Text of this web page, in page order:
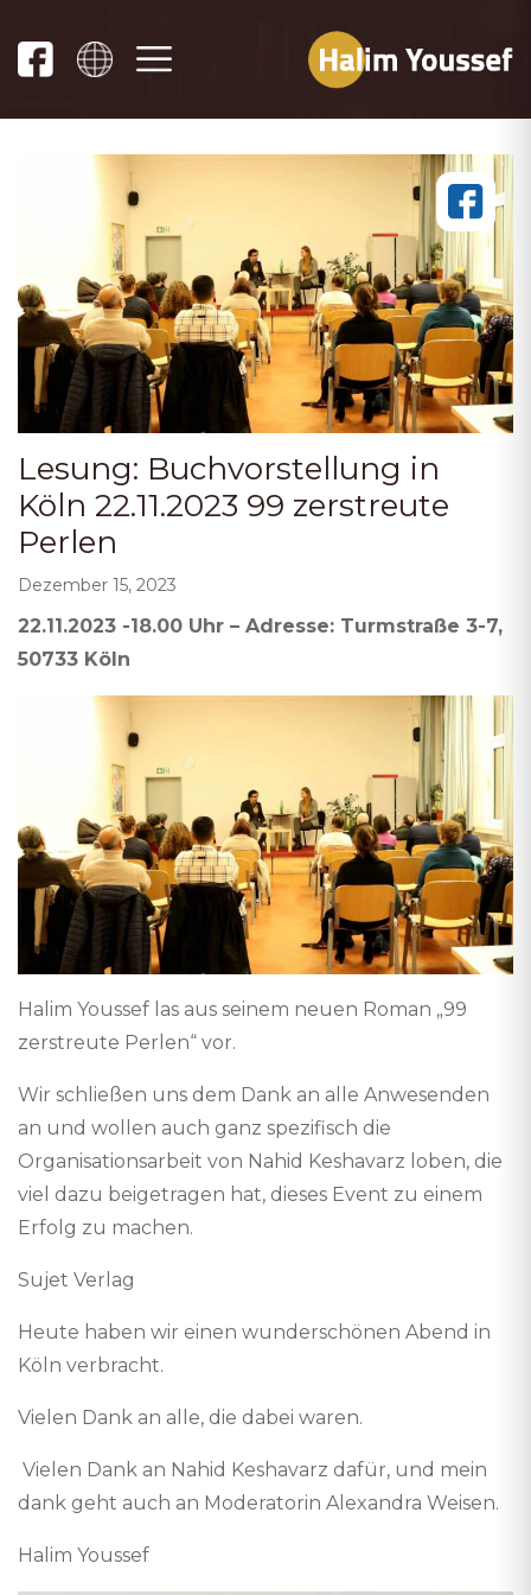
Lesung: Buchvorstellung in
Köln 22.11.2023 99 zerstreute
Perlen
Dezember 15, 2023
22.11.2023 -18.00 Uhr – Adresse: Turmstraße 3-7,
50733 Köln
Halim Youssef las aus seinem neuen Roman „99
zerstreute Perlen“ vor.
Wir schließen uns dem Dank an alle Anwesenden
an und wollen auch ganz spezifisch die
Organisationsarbeit von Nahid Keshavarz loben, die
viel dazu beigetragen hat, dieses Event zu einem
Erfolg zu machen.
Sujet Verlag
Heute haben wir einen wunderschönen Abend in
Köln verbracht.
Vielen Dank an alle, die dabei waren.
Vielen Dank an Nahid Keshavarz dafür, und mein
dank geht auch an Moderatorin Alexandra Weisen.
Halim Youssef